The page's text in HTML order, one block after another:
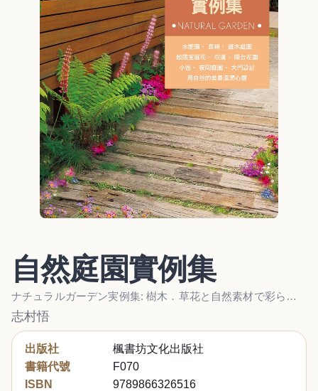
自然庭園實例集
ナチュラルガーデン実例集: 樹木．草花と自然素材で彩られた癒しの庭
志村悟
出版社
楓書坊文化出版社
書籍代號
F070
ISBN
9789866326516